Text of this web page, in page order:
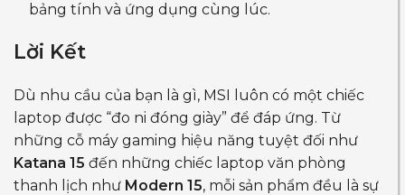
bảng tính và ứng dụng cùng lúc.
Lời Kết
Dù nhu cầu của bạn là gì, MSI luôn có một chiếc
laptop được “đo ni đóng giày” để đáp ứng. Từ
những cỗ máy gaming hiệu năng tuyệt đối như
Katana 15 đến những chiếc laptop văn phòng
thanh lịch như Modern 15, mỗi sản phẩm đều là sự